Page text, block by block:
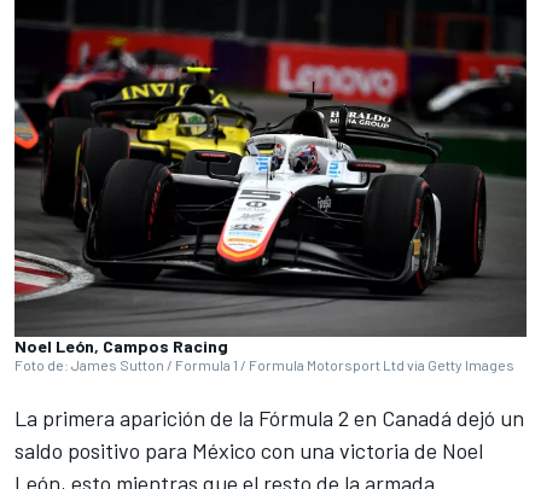
Noel León, Campos Racing
Foto de: James Sutton / Formula 1 / Formula Motorsport Ltd via Getty Images
La primera aparición de la Fórmula 2 en Canadá dejó un
saldo positivo para México con una victoria de Noel
León, esto mientras que el resto de la armada